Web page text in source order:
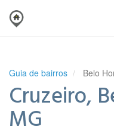
Guia de bairros Belo
Cruzeiro,
MG